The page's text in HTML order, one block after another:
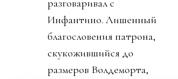
разговаривал с
Инфантино. Лишенный
благословения патрона,
скукожившийся до
размеров Волдеморта,